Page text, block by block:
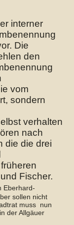
interner
Die
den
vom
sondern
verhalten
nach
die die drei
Fischer.
Eberhard-
sollen nicht
muss nun
der Allgäuer